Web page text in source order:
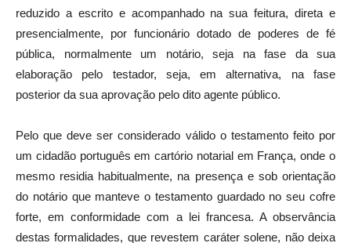
reduzido a escrito e acompanhado na sua feitura, direta e
presencialmente, por funcionário dotado de poderes de fé
pública, normalmente um notário, seja na fase da sua
elaboração pelo testador, seja, em alternativa, na fase
posterior da sua aprovação pelo dito agente público.
Pelo que deve ser considerado válido o testamento feito por
um cidadão português em cartório notarial em França, onde o
mesmo residia habitualmente, na presença e sob orientação
do notário que manteve o testamento guardado no seu cofre
forte, em conformidade com a lei francesa. A observância
destas formalidades, que revestem caráter solene, não deixa